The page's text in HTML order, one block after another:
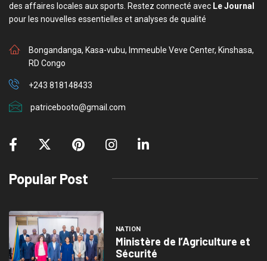
des affaires locales aux sports. Restez connecté avec Le Journal
pour les nouvelles essentielles et analyses de qualité
Bongandanga, Kasa-vubu, Immeuble Veve Center, Kinshasa,
RD Congo
+243 818148433
patricebooto@gmail.com
Popular Post
NATION
Ministère de l’Agriculture et
Sécurité